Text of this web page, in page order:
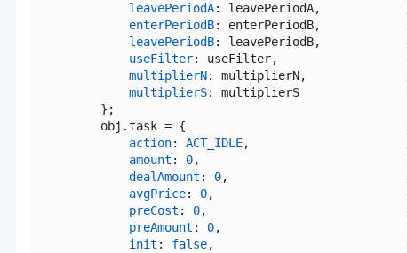
leavePeriodA: leavePeriodA,
enterPeriodB: enterPeriodB,
leavePeriodB: leavePeriodB,
useFilter: useFilter,
multiplierN: multiplierN,
multiplierS: multiplierS
        };
        obj.
task = {
action: ACT_IDLE,
amount : 0,
dealAmount : 0,
avgPrice: 0,
preCost : 0,
preAmount : 0,
init : false,